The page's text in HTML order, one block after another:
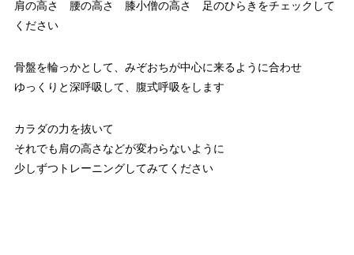
肩の高さ 腰の高さ 膝小僧の高さ 足のひらきをチェックして
ください
骨盤を輪っかとして、みぞおちが中心に来るように合わせ
ゆっくりと深呼吸して、腹式呼吸をします
カラダの力を抜いて
それでも肩の高さなどが変わらないように
少しずつトレーニングしてみてください